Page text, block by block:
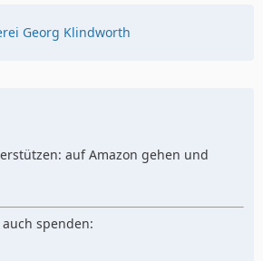
Georg Klindworth
auf Amazon gehen und
spenden: